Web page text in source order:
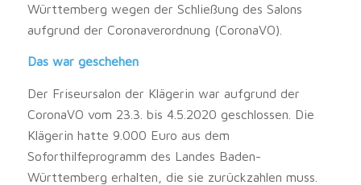
Württemberg wegen der Schließung des Salons
aufgrund der Coronaverordnung (CoronaVO).
Das war geschehen
Der Friseursalon der Klägerin war aufgrund der
CoronaVO vom 23.3. bis 4.5.2020 geschlossen. Die
Klägerin hatte 9.000 Euro aus dem
Soforthilfeprogramm des Landes Baden-
Württemberg erhalten, die sie zurückzahlen muss.